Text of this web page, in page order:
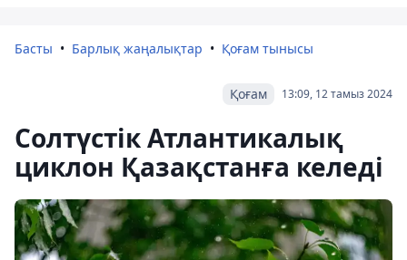
Басты Барлық жаңалықтар Қоғам тынысы
13:09, 12 тамыз 2024
Қоғам
Солтүстік Атлантикалық
циклон Қазақстанға келеді